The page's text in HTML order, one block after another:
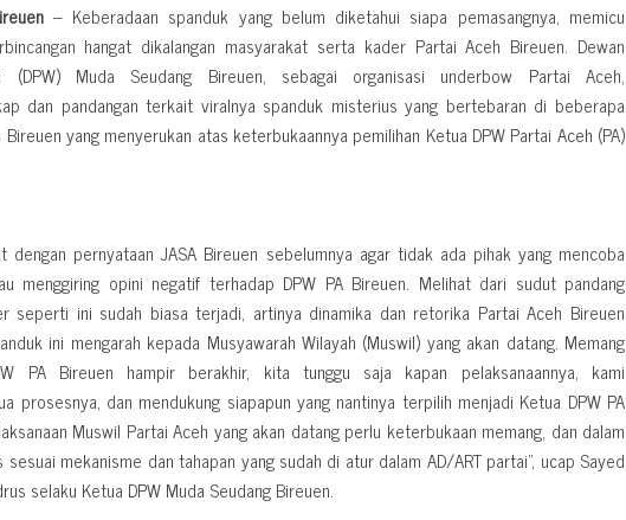
– Keberadaan spanduk yang belum diketahui siapa pemasangnya, memicu
hangat dikalangan masyarakat serta kader Partai Aceh Bireuen. Dewan
(DPW) Muda Seudang Bireuen, sebagai organisasi underbow Partai Aceh,
dan pandangan terkait viralnya spanduk misterius yang bertebaran di beberapa
yang menyerukan atas keterbukaannya pemilihan Ketua DPW Partai Aceh (PA)
dengan pernyataan JASA Bireuen sebelumnya agar tidak ada pihak yang mencoba
menggiring opini negatif terhadap DPW PA Bireuen. Melihat dari sudut pandang
seperti ini sudah biasa terjadi, artinya dinamika dan retorika Partai Aceh Bireuen
ini mengarah kepada Musyawarah Wilayah (Muswil) yang akan datang. Memang
PA Bireuen hampir berakhir, kita tunggu saja kapan pelaksanaannya, kami
prosesnya, dan mendukung siapapun yang nantinya terpilih menjadi Ketua DPW PA
Muswil Partai Aceh yang akan datang perlu keterbukaan memang, dan dalam
sesuai mekanisme dan tahapan yang sudah di atur dalam AD/ART partai", ucap Sayed
selaku Ketua DPW Muda Seudang Bireuen.